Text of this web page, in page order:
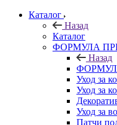
Каталог
Назад
Каталог
ФОРМУЛА
Назад
Уход за
Уход за
Уход за
Патчи